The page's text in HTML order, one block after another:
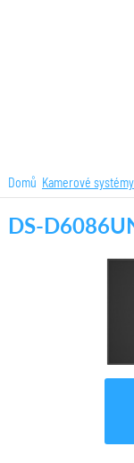
Domů Kamerové systémy
DS-